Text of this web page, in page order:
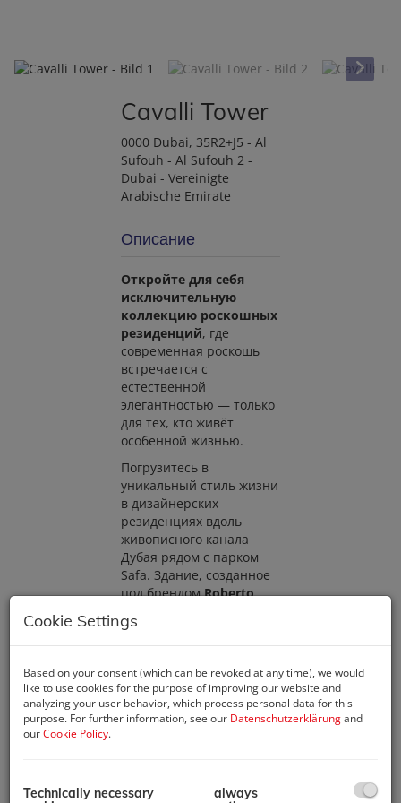
Cavalli Tower
0000 Dubai, 35R2+J5 - Al
Sufouh - Al Sufouh 2 -
Dubai - Vereinigte
Arabische Emirate
Описание
Откройте для себя
исключительную
коллекцию роскошных
резиденций, где
современная роскошь
встречается с
естественной
элегантностью — только
для тех, кто живёт
особенной жизнью.
Погрузитесь в
уникальный стиль жизни
в дизайнерских
резиденциях вдоль
живописного канала
Дубая рядом с парком
Safa. Здание, созданное
под брендомRoberto
итальянскую
изысканность и
утончённый дизайн.
В наличии апартаменты
с 3–5 спальнями и
пентхаусы с 6 спальнями
Cookie Settings
Based on your consent (which can be revoked at any time), we would
like to use cookies for the purpose of improving our website and
analyzing your user behavior, which process personal data for this
purpose. For further information, see our Datenschutzerklärungand
ourCookie Policy.
Technically necessary
always